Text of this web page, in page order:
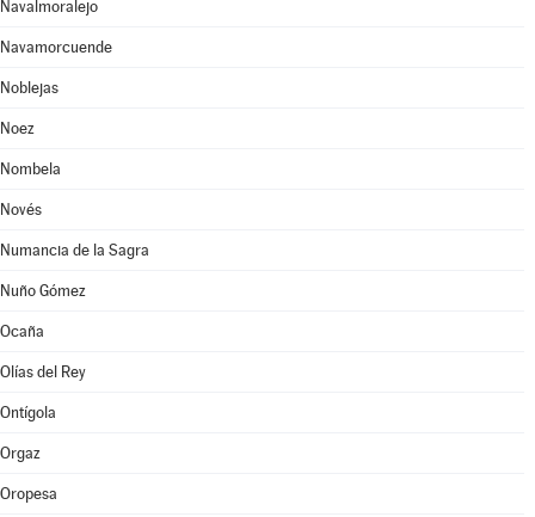
Navalmoralejo
Navamorcuende
Noblejas
Noez
Nombela
Novés
Numancia de la Sagra
Nuño Gómez
Ocaña
Olías del Rey
Ontígola
Orgaz
Oropesa